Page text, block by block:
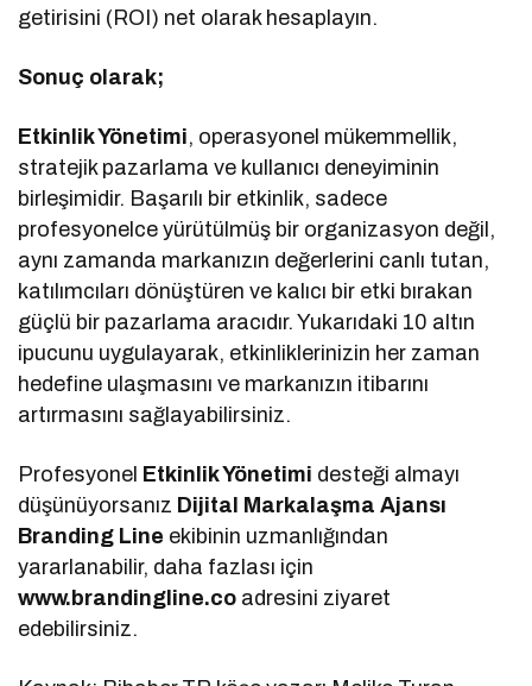
getirisini (ROI) net olarak hesaplayın.
Sonuç olarak;
Etkinlik Yönetimi, operasyonel mükemmellik,
stratejik pazarlama ve kullanıcı deneyiminin
birleşimidir. Başarılı bir etkinlik, sadece
profesyonelce yürütülmüş bir organizasyon değil,
aynı zamanda markanızın değerlerini canlı tutan,
katılımcıları dönüştüren ve kalıcı bir etki bırakan
güçlü bir pazarlama aracıdır. Yukarıdaki 10 altın
ipucunu uygulayarak, etkinliklerinizin her zaman
hedefine ulaşmasını ve markanızın itibarını
artırmasını sağlayabilirsiniz.
Profesyonel Etkinlik Yönetimi desteği almayı
düşünüyorsanız Dijital Markalaşma Ajansı
Branding Line ekibinin uzmanlığından
yararlanabilir, daha fazlası için
www.brandingline.co adresini ziyaret
edebilirsiniz.